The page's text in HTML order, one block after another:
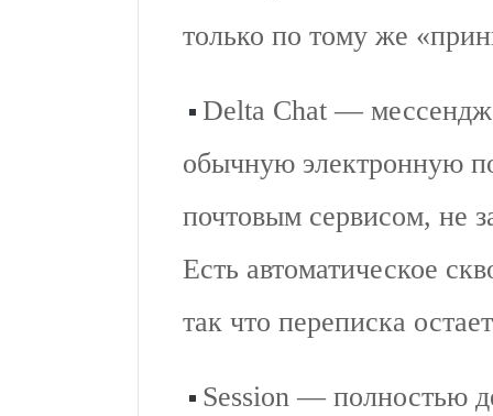
только по тому же
Delta Chat —
обычную электронную
почтовым сервисом, не
Есть автоматическое
так что переписка
Session — полностью